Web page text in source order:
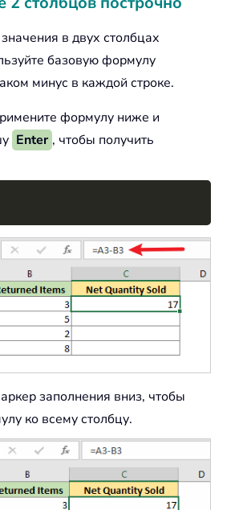
в двух столбцах
базовую формулу
минус в каждой строке.
формулу ниже и
Enter , чтобы получить
заполнения вниз, чтобы
ко всему столбцу.